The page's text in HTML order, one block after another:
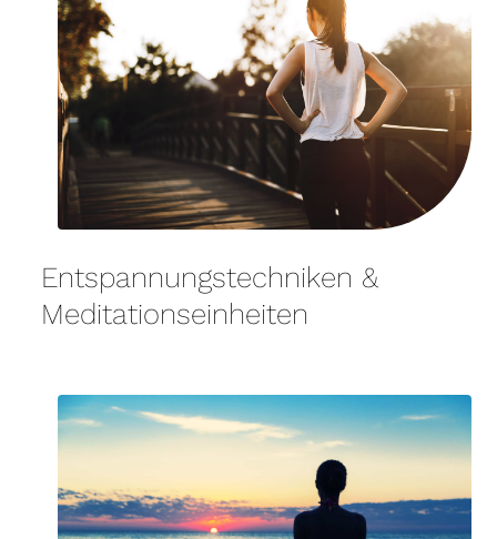
Entspannungstechniken &
Meditationseinheiten